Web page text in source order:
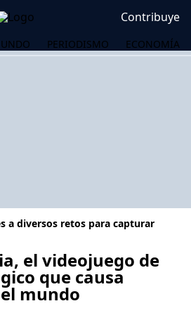
Contribuye
PERIODISMO ECONOMÍA
a diversos retos para capturar
el videojuego de
que causa
mundo